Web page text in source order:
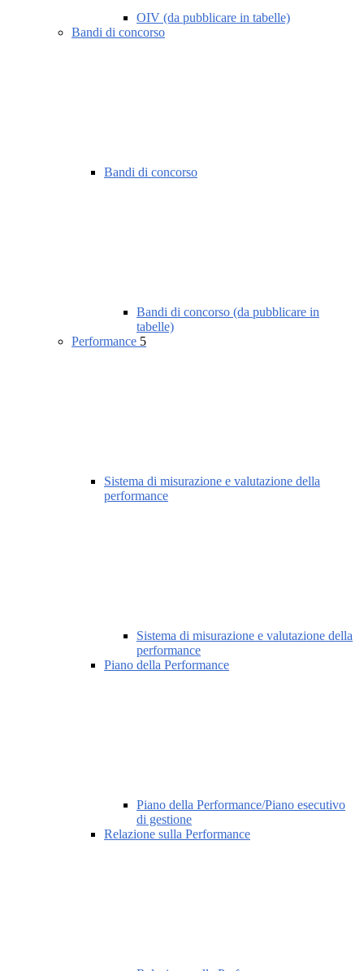
OIV (da pubblicare in tabelle)
Bandi di concorso
Bandi di concorso
Bandi di concorso (da pubblicare in
tabelle)
Performance 5
Sistema di misurazione e valutazione della
performance
Sistema di misurazione e valutazione della
performance
Piano della Performance
Piano della Performance/Piano esecutivo
di gestione
Relazione sulla Performance